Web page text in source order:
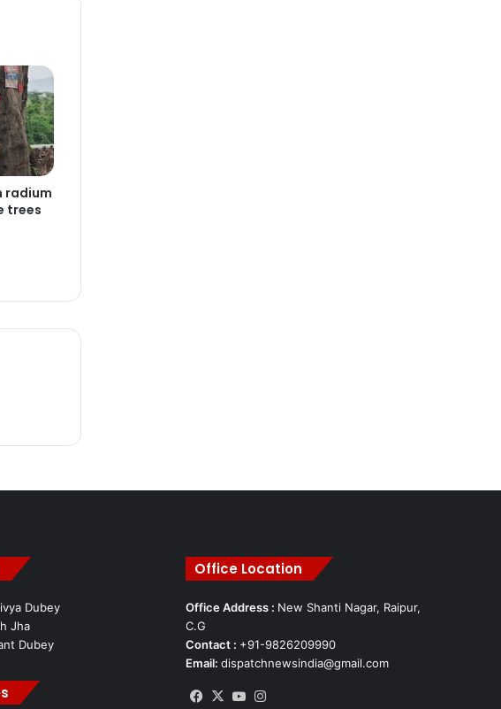
radium
trees
Dubey
Jha
Dubey
Office Location
Office Address : New Shanti Nagar, Raipur,
C.G
Contact : +91-9826209990
Email: dispatchnewsindia@gmail.com
Facebook
X YouTube